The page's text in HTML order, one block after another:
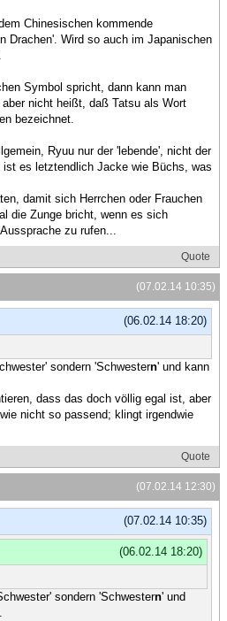
Chinesischen kommende
Drachen'. Wird so auch im Japanischen
Symbol spricht, dann kann man
nicht heißt, daß Tatsu als Wort
bezeichnet.
Ryuu nur der 'lebende', nicht der
es letztendlich Jacke wie Büchs, was
damit sich Herrchen oder Frauchen
die Zunge bricht, wenn es sich
zu rufen...
Quote
(07.02.14 10:35)
(06.02.14 18:20)
sondern 'Schwestern' und kann
dass das doch völlig egal ist, aber
nicht so passend; klingt irgendwie
Quote
(07.02.14 12:30)
(07.02.14 10:35)
(06.02.14 18:20)
sondern 'Schwestern' und